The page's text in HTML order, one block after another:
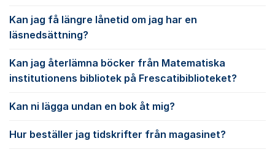
Kan jag få längre lånetid om jag har en
läsnedsättning?
Kan jag återlämna böcker från Matematiska
institutionens bibliotek på Frescatibiblioteket?
Kan ni lägga undan en bok åt mig?
Hur beställer jag tidskrifter från magasinet?